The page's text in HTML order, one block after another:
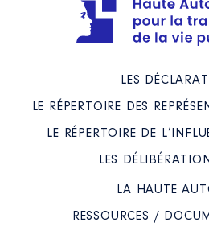
LES
LE RÉPERTOIRE DES
LE RÉPERTOIRE DE
LES
LA HAUTE
RESSOURCES /